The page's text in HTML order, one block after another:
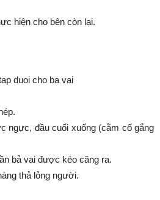
hiện cho bên còn lại.
ngực, đầu cuối xuống (cằm cố gắng
bả vai được kéo căng ra.
thả lỏng người.